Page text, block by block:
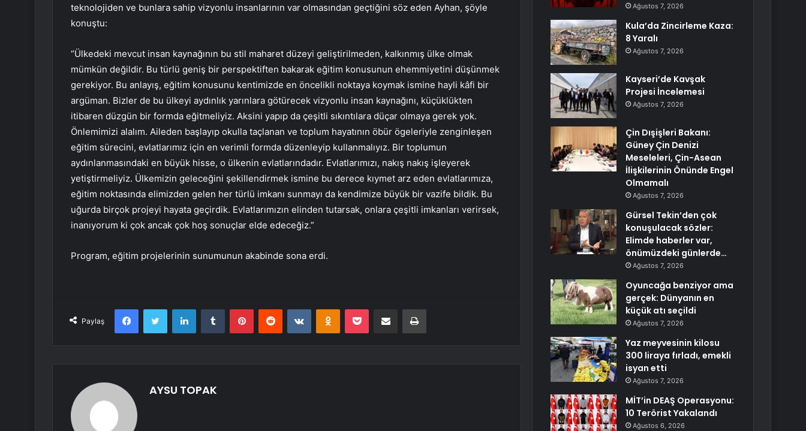
teknolojiden ve bunlara sahip vizyonlu insanlarının var olmasından geçtiğini söz eden Ayhan, şöyle
konuştu:
“Ülkedeki mevcut insan kaynağının bu stil maharet düzeyi geliştirilmeden, kalkınmış ülke olmak
mümkün değildir. Bu türlü geniş bir perspektiften bakarak eğitim konusunun ehemmiyetini düşünmek
gerekiyor. Bu anlayış, eğitim konusunu kentimizde en öncelikli noktaya koymak ismine hayli kâfi bir
argüman. Bizler de bu ülkeyi aydınlık yarınlara götürecek vizyonlu insan kaynağını, küçüklükten
itibaren düzgün bir formda eğitmeliyiz. Aksini yapıp da çeşitli sıkıntılara düçar olmaya gerek yok.
Önlemimizi alalım. Aileden başlayıp okulla taçlanan ve toplum hayatının öbür ögeleriyle zenginleşen
eğitim sürecini, evlatlarımız için en verimli formda düzenleyip kullanmalıyız. Bir toplumun
aydınlanmasındaki en büyük hisse, o ülkenin evlatlarındadır. Evlatlarımızı, nakış nakış işleyerek
yetiştirmeliyiz. Ülkemizin geleceğini şekillendirmek ismine bu derece kıymet arz eden evlatlarımıza,
eğitim noktasında elimizden gelen her türlü imkanı sunmayı da kendimize büyük bir vazife bildik. Bu
uğurda birçok projeyi hayata geçirdik. Evlatlarımızın elinden tutarsak, onlara çeşitli imkanları verirsek,
inanıyorum ki çok ancak çok hoş sonuçlar elde edeceğiz.”
Program, eğitim projelerinin sunumunun akabinde sona erdi.
Paylaş
FacebookTwitter LinkedInTumblr PinterestReddit VKontakteOdnoklassniki
Pocket E-Posta ile paylaş Yazdır
AYSU TOPAK
Ağustos 7, 2026
Kula’da Zincirleme Kaza:
8 Yaralı
Ağustos 7, 2026
Kayseri’de Kavşak
Projesi İncelemesi
Ağustos 7, 2026
Çin Dışişleri Bakanı:
Güney Çin Denizi
Meseleleri, Çin-Asean
İlişkilerinin Önünde Engel
Olmamalı
Ağustos 7, 2026
Gürsel Tekin’den çok
konuşulacak sözler:
Elimde haberler var,
önümüzdeki günlerde…
Ağustos 7, 2026
Oyuncağa benziyor ama
gerçek: Dünyanın en
küçük atı seçildi
Ağustos 7, 2026
Yaz meyvesinin kilosu
300 liraya fırladı, emekli
isyan etti
Ağustos 7, 2026
MİT’in DEAŞ Operasyonu:
10 Terörist Yakalandı
Ağustos 6, 2026